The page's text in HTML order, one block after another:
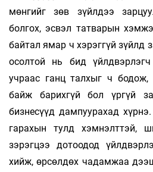
мөнгийг зөв зүйлдээ
болгох, эсвэл татварын
байтал ямар ч хэрэггүй зүйлд
осолтой нь бид
учраас ганц талхыг ч
байж барихгүй бол үргүй
бизнесүүд дампуурахад
гарахын тулд хэмнэлттэй,
зэрэгцээ дотоодод
хийж, өрсөлдөх чадамжаа